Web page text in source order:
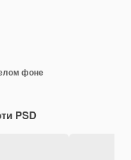
фоне
PSD